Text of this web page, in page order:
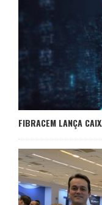
FIBRACEM LANÇA